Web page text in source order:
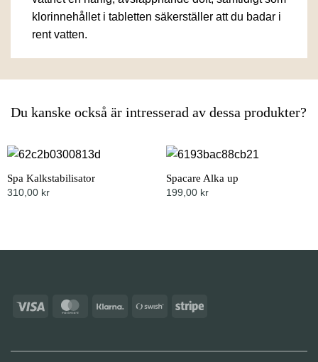
klorinnehållet i tabletten säkerställer att du badar i
rent vatten.
Du kanske också är intresserad av dessa produkter?
Spa Kalkstabilisator
310,00 kr
Spacare Alka up
199,00 kr
Visa MasterCardKlarna Swish
Stripe